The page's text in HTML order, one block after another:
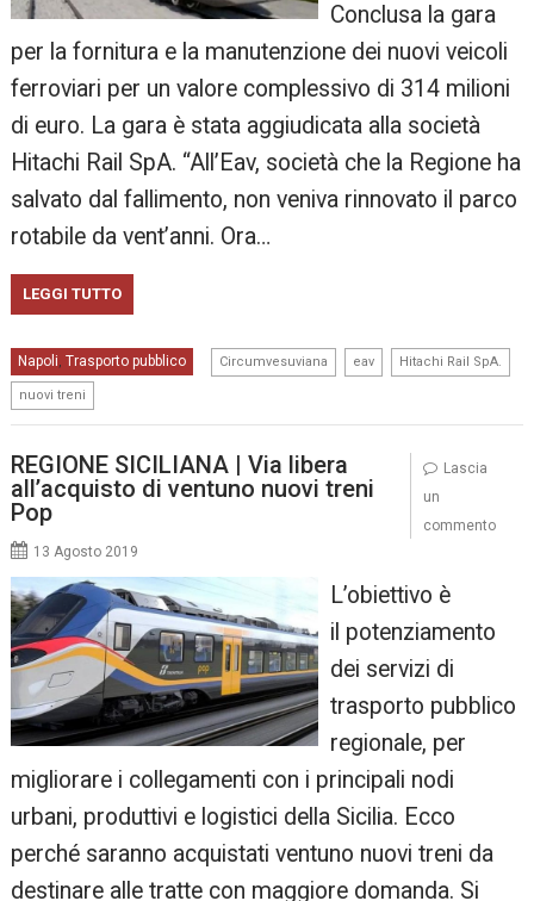
Conclusa la gara
per la fornitura e la manutenzione dei nuovi veicoli
ferroviari per un valore complessivo di 314 milioni
di euro. La gara è stata aggiudicata alla società
Hitachi Rail SpA. “All’Eav, società che la Regione ha
salvato dal fallimento, non veniva rinnovato il parco
rotabile da vent’anni. Ora…
LEGGI TUTTO
Napoli, Trasporto pubblico Circumvesuviana eav Hitachi Rail SpA.
nuovi treni
REGIONE SICILIANA | Via libera
all’acquisto di ventuno nuovi treni
Pop
13 Agosto 2019
L’obiettivo è
il potenziamento
dei servizi di
trasporto pubblico
regionale, per
migliorare i collegamenti con i principali nodi
urbani, produttivi e logistici della Sicilia. Ecco
perché saranno acquistati ventuno nuovi treni da
destinare alle tratte con maggiore domanda. Si
Lascia
un
commento